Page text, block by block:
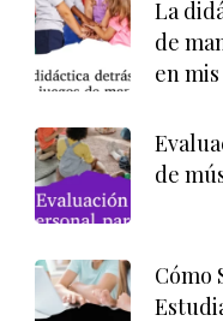
La
de
en
de
Cómo